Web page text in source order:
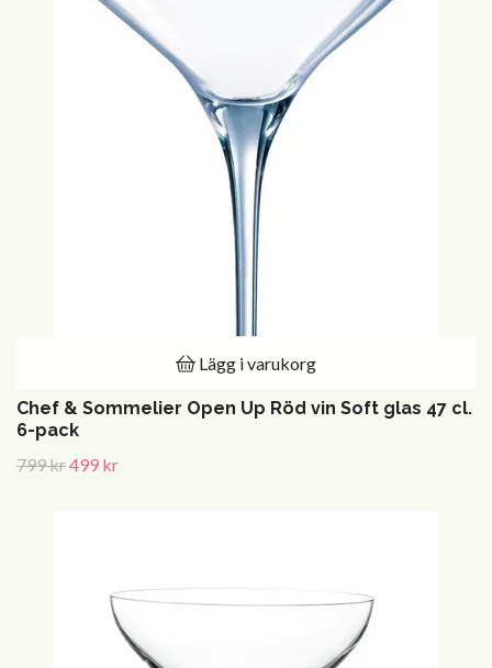
Lägg i varukorg
Chef & Sommelier Open Up Röd vin Soft glas 47 cl.
6-pack
799 kr499 kr